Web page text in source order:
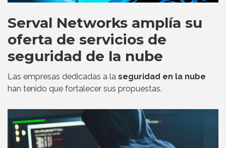
Serval Networks amplía su
oferta de servicios de
seguridad de la nube
Las empresas dedicadas a la seguridad en la nube
han tenido que fortalecer sus propuestas.